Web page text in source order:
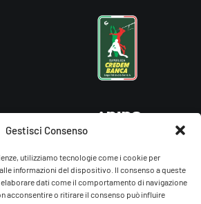
Gestisci Consenso
utilizziamo tecnologie come i cookie per
informazioni del dispositivo. Il consenso a queste
dati come il comportamento di navigazione
acconsentire o ritirare il consenso può influire